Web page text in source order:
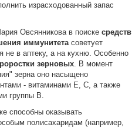
израсходованный запас
Овсянникова в поиске средств
иммунитетасоветует
не в аптеку, а на кухню. Особенно
зерновых. В момент
зерна оно насыщено
- витаминами Е, С, а также
группы В.
способны оказывать
полисахаридам (например,